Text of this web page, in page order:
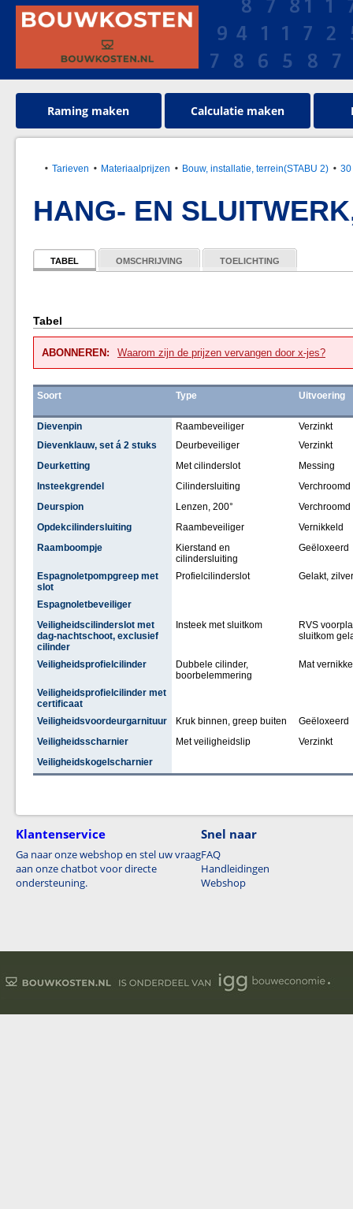
Raming maken Calculatie maken
Tarieven Materiaalprijzen Bouw, installatie, terrein(STABU 2)
HANG- EN
TABEL OMSCHRIJVING TOELICHTING
Tabel
ABONNEREN: Waarom zijn de prijzen vervangen door x-jes?
Soort Type Uitvoering
Dievenpin Raambeveiliger
Verzinkt
Dievenklauw, set á 2 stuks
Deurbeveiliger
Verzinkt
Deurketting
Met cilinderslot
Messing
Insteekgrendel
Cilindersluiting
Verchroomd
Deurspion
Lenzen, 200°
Verchroomd
Opdekcilindersluiting
Raambeveiliger
Vernikkeld
Raamboompje
Kierstand en
cilindersluiting
Geëloxeerd
Espagnoletpompgreep met
slot
Profielcilinderslot Gelakt,
Espagnoletbeveiliger
Veiligheidscilinderslot met
dag-nachtschoot, exclusief
cilinder
Insteek met sluitkom
RVS
sluitkom
Veiligheidsprofielcilinder
Dubbele cilinder,
boorbelemmering
Mat
Veiligheidsprofielcilinder met
certificaat
Veiligheidsvoordeurgarnituur
Kruk binnen, greep buiten
Geëloxeerd
Veiligheidsscharnier
Met veiligheidslip
Verzinkt
Veiligheidskogelscharnier
Klantenservice
Ga naar onze webshop en stel uw vraag
aan onze chatbot voor directe
ondersteuning.
Snel naar
FAQ
Handleidingen
Webshop